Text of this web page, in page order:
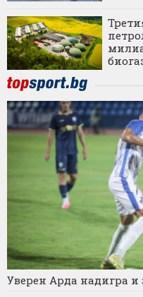
Уверен Арда надигра и